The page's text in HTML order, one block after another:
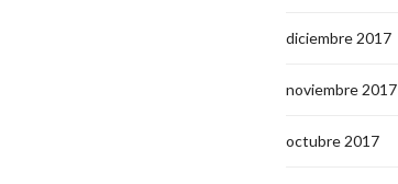
diciembre 2017
noviembre 2017
octubre 2017